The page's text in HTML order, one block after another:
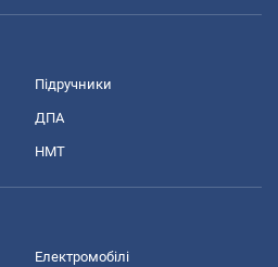
Підручники
ДПА
НМТ
Електромобілі